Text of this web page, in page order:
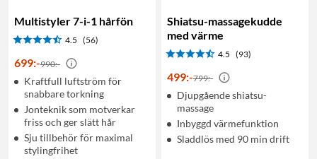
Multistyler 7-i-1 hårfön
4.5 (56)
699:-990:-
Kraftfull luftström för
snabbare torkning
Jonteknik som motverkar
friss och ger slätt hår
Sju tillbehör för maximal
stylingfrihet
Shiatsu-massagekudde
med värme
4.5 (93)
499:-799:-
Djupgående shiatsu-
massage
Inbyggd värmefunktion
Sladdlös med 90 min drift